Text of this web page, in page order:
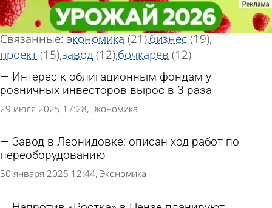
«Инвестор»
Тег новостей
Всего найдено 160 новостей
Связанные: экономика (21)бизнес(19)
проект(15)завод(12)бочкарев (12)
Интерес к облигационным фондам у
розничных инвесторов вырос в 3 раза
29 июля 2025 17:28 Экономика
Завод в Леонидовке: описан ход работ по
переоборудованию
30 января 2025 12:44 Экономика
«Инвестор»
Тег новостей